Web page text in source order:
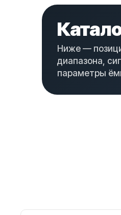
Ниже —
диапазона,
параметры